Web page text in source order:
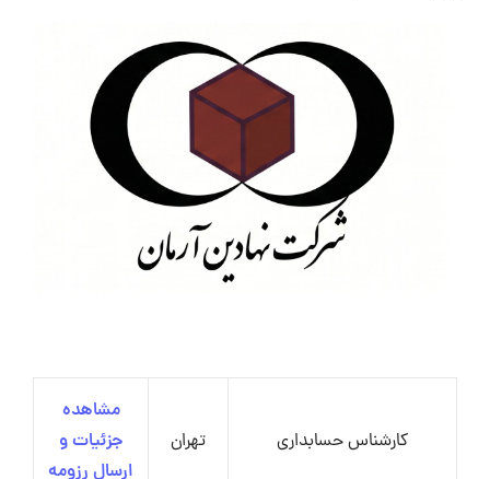
کارشناس حسابداری تهران
مشاهده
جزئیات و
ارسال رزومه